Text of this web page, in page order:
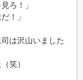
ろ！」
！」
は沢山いました
笑）